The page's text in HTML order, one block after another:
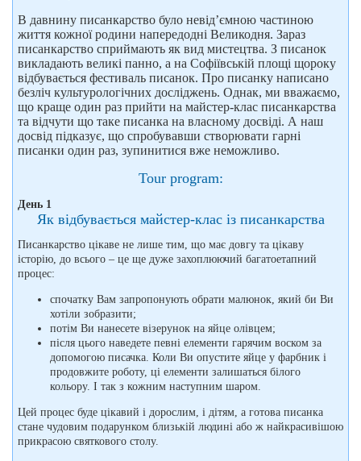
В давнину писанкарство було невід’ємною частиною
життя кожної родини напередодні Великодня. Зараз
писанкарство сприймають як вид мистецтва. З писанок
викладають великі панно, а на Софіївській площі щороку
відбувається фестиваль писанок. Про писанку написано
безліч культурологічних досліджень. Однак, ми вважаємо,
що краще один раз прийти на майстер-клас писанкарства
та відчути що таке писанка на власному досвіді. А наш
досвід підказує, що спробувавши створювати гарні
писанки один раз, зупинитися вже неможливо.
Tour program:
День 1
Як відбувається майстер-клас із писанкарства
Писанкарство цікаве не лише тим, що має довгу та цікаву
історію, до всього – це ще дуже захоплюючий багатоетапний
процес:
спочатку Вам запропонують обрати малюнок, який би Ви
хотіли зобразити;
потім Ви нанесете візерунок на яйце олівцем;
після цього наведете певні елементи гарячим воском за
допомогою писачка. Коли Ви опустите яйце у фарбник і
продовжите роботу, ці елементи залишаться білого
кольору. І так з кожним наступним шаром.
Цей процес буде цікавий і дорослим, і дітям, а готова писанка
стане чудовим подарунком близькій людині або ж найкрасивішою
прикрасою святкового столу.